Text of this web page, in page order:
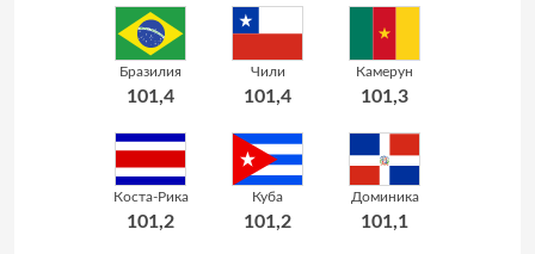
Бразилия
101,4
Чили
101,4
Камерун
101,3
Коста-Рика
101,2
Куба
101,2
Доминика
101,1